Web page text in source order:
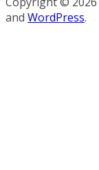
and WordPress.